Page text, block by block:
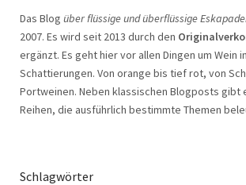
Das Blog über flüssige und überflüssige
2007. Es wird seit 2013 durch den
ergänzt. Es geht hier vor allen Dingen um Wein
Schattierungen. Von orange bis tief rot, von
Portweinen. Neben klassischen Blogposts gibt
Reihen, die ausführlich bestimmte Themen
Schlagwörter